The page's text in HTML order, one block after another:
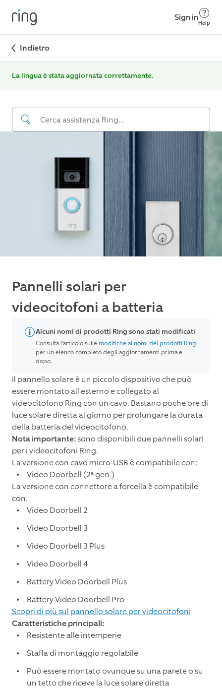
Sign in
Help
Indietro
La lingua è stata aggiornata correttamente.
Pannelli solari per
videocitofoni a batteria
Alcuni nomi di prodotti Ring sono stati modificati
Consulta l'articolo sulle modifiche ai nomi dei prodotti Ring
per un elenco completo degli aggiornamenti prima e
dopo.
Il pannello solare è un piccolo dispositivo che può
essere montato all'esterno e collegato al
videocitofono Ring con un cavo. Bastano poche ore di
luce solare diretta al giorno per prolungare la durata
della batteria del videocitofono.
Nota importante:sono disponibili due pannelli solari
per i videocitofoni Ring.
La versione con cavo micro-USB è compatibile con:
Video Doorbell (2ª gen.)
La versione con connettore a forcella è compatibile
con:
Video Doorbell 2
Video Doorbell 3
Video Doorbell 3 Plus
Video Doorbell 4
Battery Video Doorbell Plus
Battery Video Doorbell Pro
Scopri di più sul pannello solare per videocitofoni
Caratteristiche principali:
Resistente alle intemperie
Staffa di montaggio regolabile
Può essere montato ovunque su una parete o su
un tetto che riceve la luce solare diretta